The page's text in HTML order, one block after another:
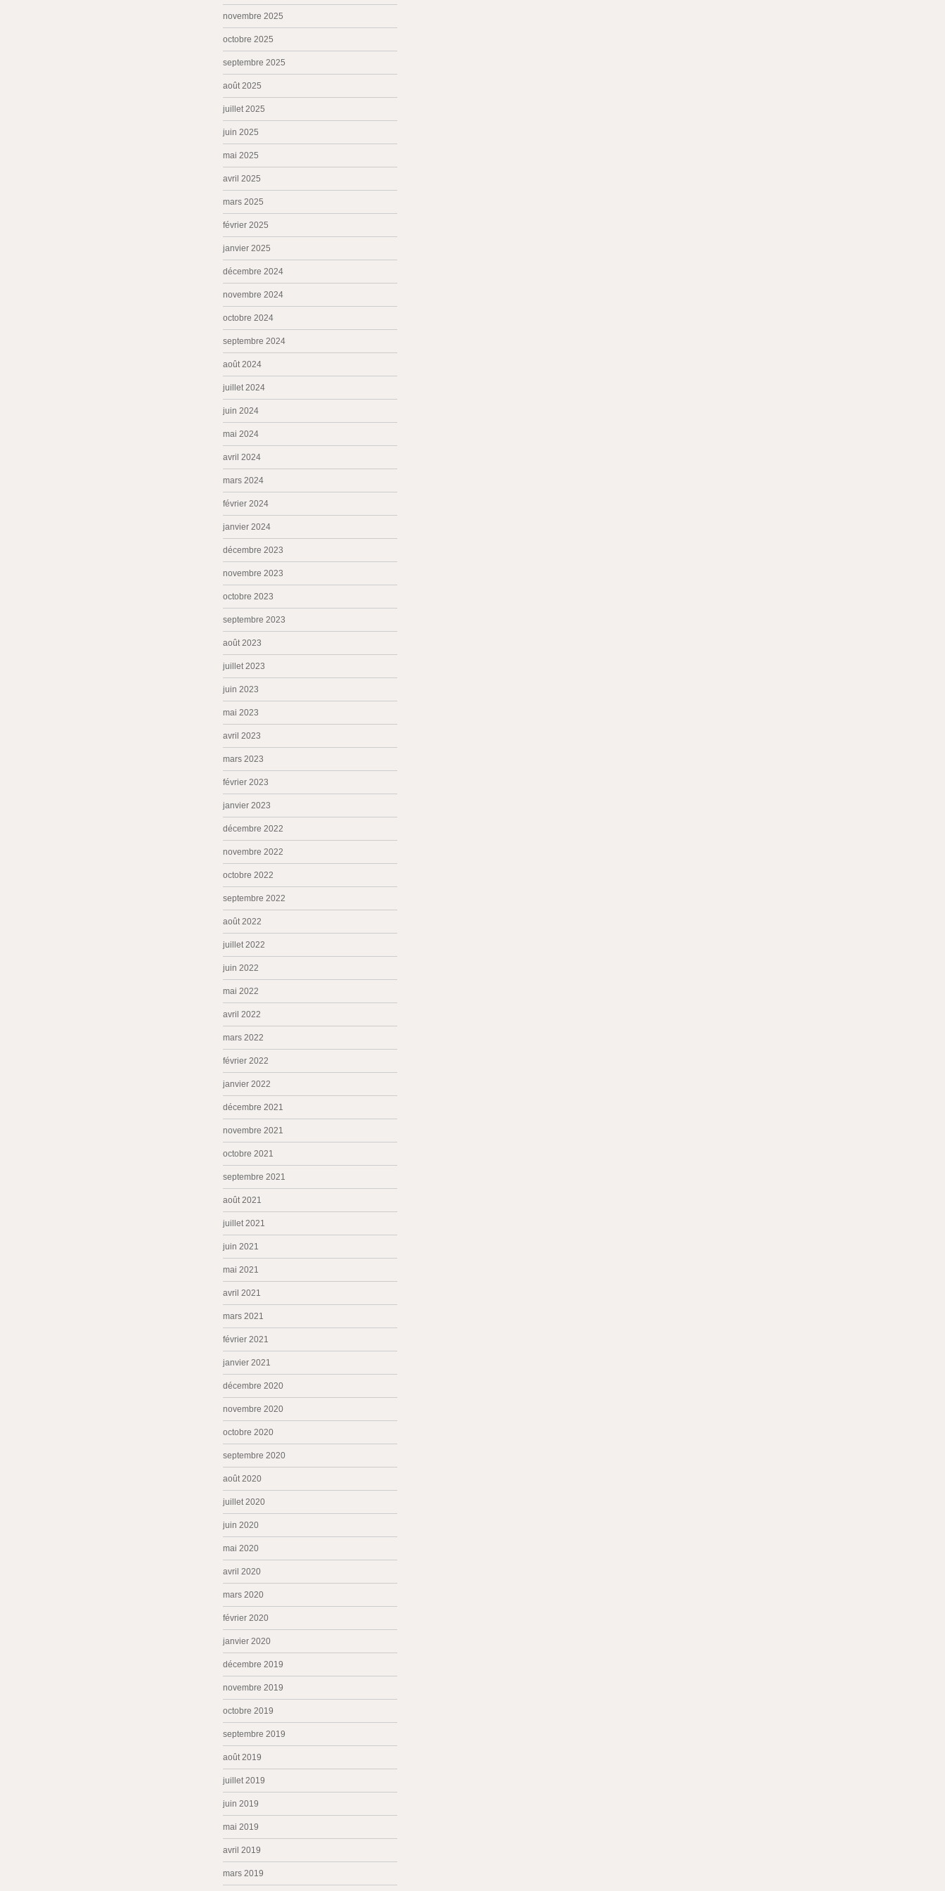
novembre 2025
octobre 2025
septembre 2025
août 2025
juillet 2025
juin 2025
mai 2025
avril 2025
mars 2025
février 2025
janvier 2025
décembre 2024
novembre 2024
octobre 2024
septembre 2024
août 2024
juillet 2024
juin 2024
mai 2024
avril 2024
mars 2024
février 2024
janvier 2024
décembre 2023
novembre 2023
octobre 2023
septembre 2023
août 2023
juillet 2023
juin 2023
mai 2023
avril 2023
mars 2023
février 2023
janvier 2023
décembre 2022
novembre 2022
octobre 2022
septembre 2022
août 2022
juillet 2022
juin 2022
mai 2022
avril 2022
mars 2022
février 2022
janvier 2022
décembre 2021
novembre 2021
octobre 2021
septembre 2021
août 2021
juillet 2021
juin 2021
mai 2021
avril 2021
mars 2021
février 2021
janvier 2021
décembre 2020
novembre 2020
octobre 2020
septembre 2020
août 2020
juillet 2020
juin 2020
mai 2020
avril 2020
mars 2020
février 2020
janvier 2020
décembre 2019
novembre 2019
octobre 2019
septembre 2019
août 2019
juillet 2019
juin 2019
mai 2019
avril 2019
mars 2019